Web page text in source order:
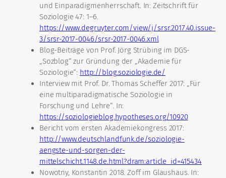
und Einparadigmenherrschaft. In: Zeitschrift für
Soziologie 47: 1–6.
https://www.degruyter.com/view/j/srsr.2017.40.issue-
3/srsr-2017-0046/srsr-2017-0046.xml
Blog-Beiträge von Prof. Jörg Strübing im DGS-
„Sozblog“ zur Gründung der „Akademie für
Soziologie“: http://blog.soziologie.de/
Interview mit Prof. Dr. Thomas Scheffer 2017: „Für
eine multiparadigmatische Soziologie in
Forschung und Lehre“. In:
https://soziologieblog.hypotheses.org/10920
Bericht vom ersten Akademiekongress 2017:
http://www.deutschlandfunk.de/soziologie-
aengste-und-sorgen-der-
mittelschicht.1148.de.html?dram:article_id=415434
Nowotny, Konstantin 2018. Zoff im Glaushaus. In: